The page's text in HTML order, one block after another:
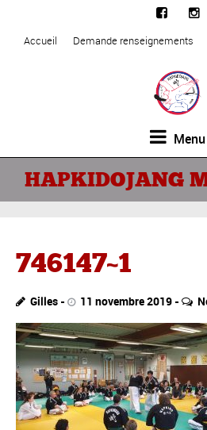
Accueil Demande renseignements
Menu
HAPKIDOJANG
746147~1
Gilles 11 novembre 2019